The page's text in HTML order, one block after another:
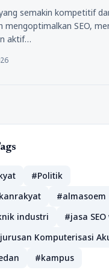
semakin kompetitif
mengoptimalkan SEO,
aktif…
#Politik
#almasoem
industri
#jasa
Komputerisasi
#kampus